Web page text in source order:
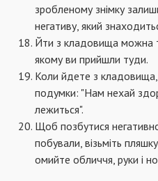
зробленому знімку
негативу, який
Йти з кладовища можна
якому ви прийшли туди.
Коли йдете з кладовища,
подумки: "Нам нехай
лежиться".
Щоб позбутися
побували, візьміть
омийте обличчя, руки і